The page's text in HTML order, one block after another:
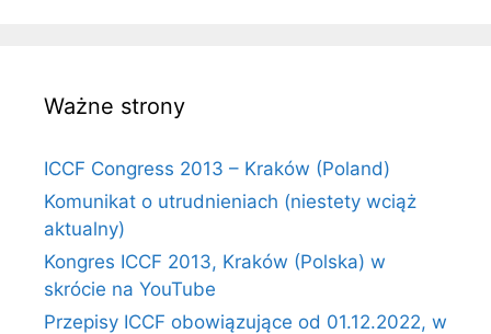
Ważne strony
ICCF Congress 2013 – Kraków (Poland)
Komunikat o utrudnieniach (niestety wciąż
aktualny)
Kongres ICCF 2013, Kraków (Polska) w
skrócie na YouTube
Przepisy ICCF obowiązujące od 01.12.2022, w